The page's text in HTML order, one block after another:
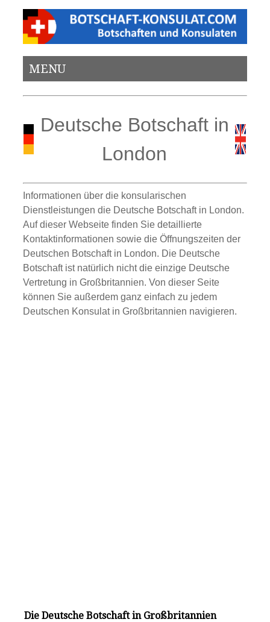
MENU
Deutsche Botschaft in
London
Informationen über die konsularischen
Dienstleistungen die Deutsche Botschaft in London.
Auf dieser Webseite finden Sie detaillierte
Kontaktinformationen sowie die Öffnungszeiten der
Deutschen Botschaft in London. Die Deutsche
Botschaft ist natürlich nicht die einzige Deutsche
Vertretung in Großbritannien. Von dieser Seite
können Sie außerdem ganz einfach zu jedem
Deutschen Konsulat in Großbritannien navigieren.
Die Deutsche Botschaft in Großbritannien